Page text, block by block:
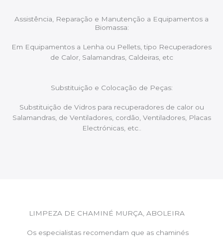
Assistência, Reparação e Manutenção a Equipamentos a
Biomassa:
Em Equipamentos a Lenha ou Pellets, tipo Recuperadores
de Calor, Salamandras, Caldeiras, etc
Substituição e Colocação de Peças:
Substituição de Vidros para recuperadores de calor ou
Salamandras, de Ventiladores, cordão, Ventiladores, Placas
Electrónicas, etc..
LIMPEZA DE CHAMINÉ MURÇA, ABOLEIRA
Os especialistas recomendam que as chaminés